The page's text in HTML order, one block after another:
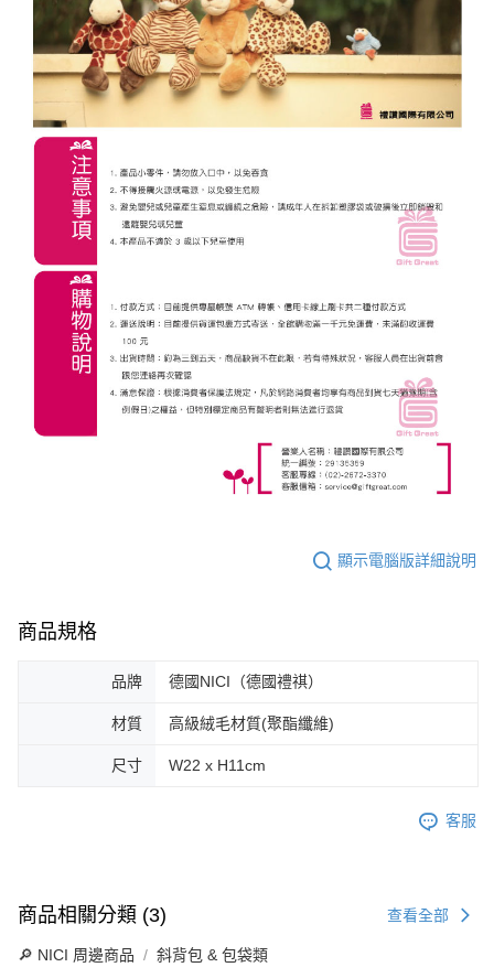
顯示電腦版詳細說明
商品規格
品牌 德國NICI（德國禮祺）
材質 高級絨毛材質(聚酯纖維)
尺寸 W22 x H11cm
客服
商品相關分類 (3) 查看全部
🔎 NICI 周邊商品 斜背包 & 包袋類